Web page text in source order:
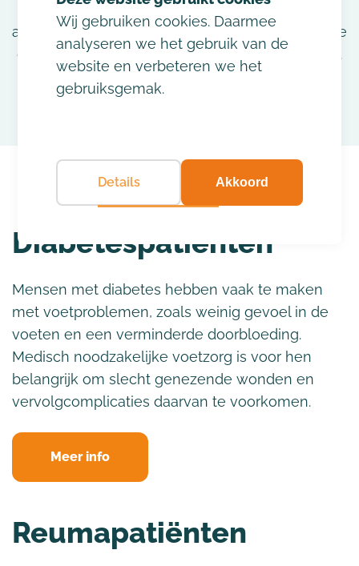
voetproblemen als gevolg van een chronische
aandoening, zoals diabetes mellitus, reuma of de
gevolgen van een oncologisch behandeltraject.
Diabetespatiënten
Mensen met diabetes hebben vaak te maken
met voetproblemen, zoals weinig gevoel in de
voeten en een verminderde doorbloeding.
Medisch noodzakelijke voetzorg is voor hen
belangrijk om slecht genezende wonden en
vervolgcomplicaties daarvan te voorkomen.
Meer info
Reumapatiënten
Wij gebruiken cookies. Daarmee
analyseren we het gebruik van de
website en verbeteren we het
gebruiksgemak.
Details Akkoord